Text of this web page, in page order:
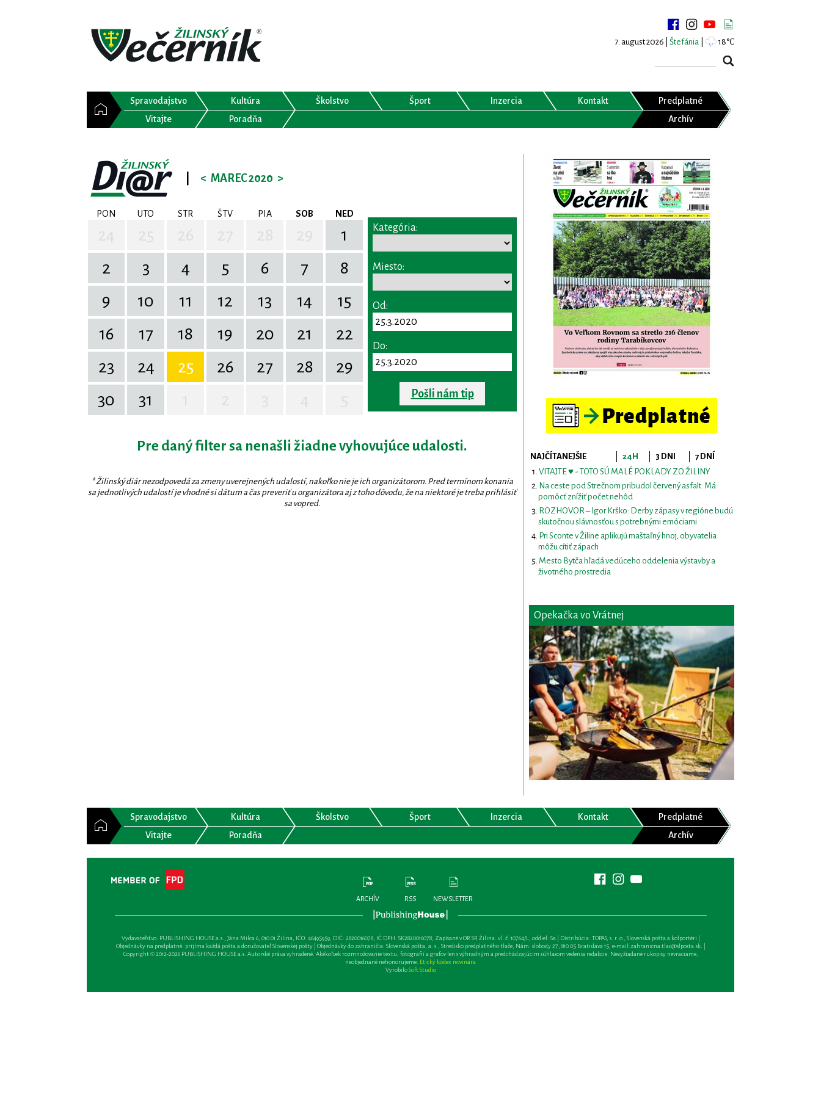
7. august 2026 | Štefánia 18°C
Spravodajstvo Kultúra Školstvo Šport Inzercia Kontakt
Predplatné
Vitajte
Poradňa Archív
< MAREC 2020 >
PON UTO STR ŠTV PIA SOB NED
1
2
3 4 5 6 7
8
9
10 11 12 13 14
15
16
17 18 19 20 21
22
23
24 25 26 27 28
29
30
31
Kategória:
Miesto:
Od:
Do:
Pošli nám tip
Pre daný filter sa nenašli žiadne vyhovujúce udalosti.
* Žilinský diár nezodpovedá za zmeny uverejnených udalostí, nakoľko nie je ich organizátorom. Pred termínom konania
sa jednotlivých udalostí je vhodné si dátum a čas preveriť u organizátora aj z toho dôvodu, že na niektoré je treba prihlásiť
sa vopred.
NAJČÍTANEJŠIE 24H 3 DNI
7 DNÍ
VITAJTE ♥ - TOTO SÚ MALÉ POKLADY ZO ŽILINY
Na ceste pod Strečnom pribudol červený asfalt. Má
pomôcť znížiť počet nehôd
ROZHOVOR – Igor Krško: Derby zápasy v regióne budú
skutočnou slávnosťou s potrebnými emóciami
Pri Sconte v Žiline aplikujú maštaľný hnoj, obyvatelia
môžu cítiť zápach
Mesto Bytča hľadá vedúceho oddelenia výstavby a
životného prostredia
Opekačka vo Vrátnej
Spravodajstvo Kultúra Školstvo Šport Inzercia Kontakt
Predplatné
Vitajte
Poradňa Archív
ARCHÍV RSS NEWSLETTER
Vydavateľsťvo: PUBLISHING HOUSE a.s., Jána Milca 6, 010 01 Žilina, IČO: 46495959, DIČ: 2820016078, IČ DPH: SK2820016078, Zapísané v OR SR Žilina: vl. č. 10764/L, oddiel: Sa | Distribúcia: TOPAS, s. r. o., Slovenská pošta a kolportéri |
Objednávky na predplatné: prijíma každá pošta a doručovateľ Slovenskej pošty | Objednávky do zahraničia: Slovenská pošta, a. s., Stredisko predplatného tlače, Nám. slobody 27, 810 05 Bratislava 15, e-mail:zahranicna.tlac@slposta.sk. |
Copyright © 2012-2026 PUBLISHING HOUSE a.s. Autorské práva vyhradené. Akékoľvek rozmnožovanie textu, fotografií a grafov len s výhradným a predchádzajúcim súhlasom vedenia redakcie. Nevyžiadané rukopisy nevraciame,
neobjednané nehonorujeme. Etický kódex novinára
VyrobiloSoft Studio